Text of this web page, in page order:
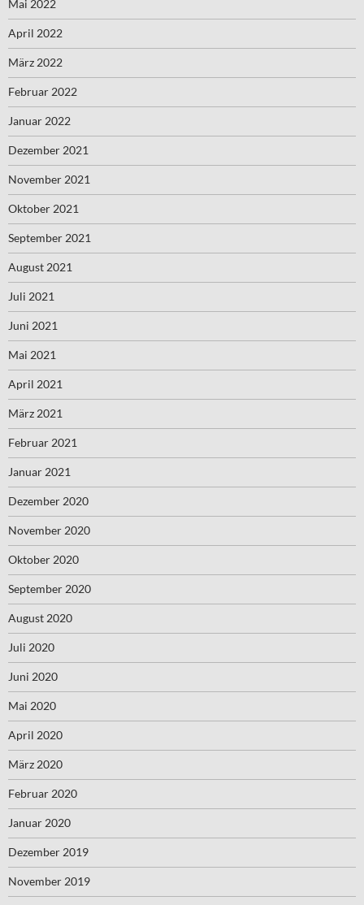
Mai 2022
April 2022
März 2022
Februar 2022
Januar 2022
Dezember 2021
November 2021
Oktober 2021
September 2021
August 2021
Juli 2021
Juni 2021
Mai 2021
April 2021
März 2021
Februar 2021
Januar 2021
Dezember 2020
November 2020
Oktober 2020
September 2020
August 2020
Juli 2020
Juni 2020
Mai 2020
April 2020
März 2020
Februar 2020
Januar 2020
Dezember 2019
November 2019